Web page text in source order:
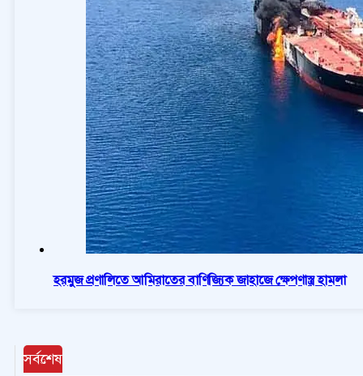
হরমুজ প্রণালিতে আমিরাতের বাণিজ্যিক জাহাজে ক্ষেপণাস্ত্র হামলা
সর্বশেষ